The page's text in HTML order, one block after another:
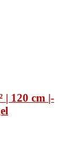
| 120 cm |-